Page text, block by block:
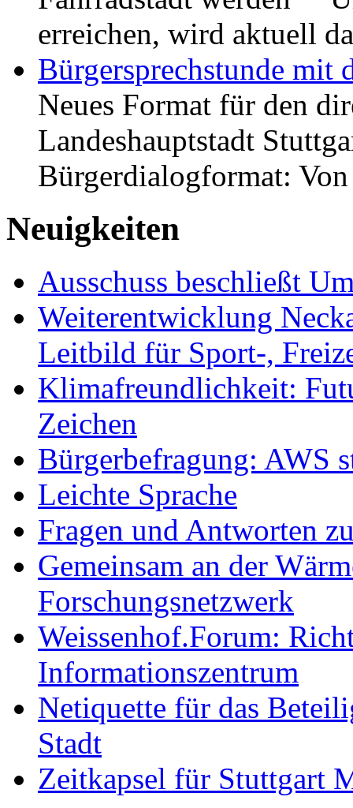
erreichen, wird aktuell
Bürgersprechstunde mit
Neues Format für den
Landeshauptstadt
Bürgerdialogformat:
Neuigkeiten
Ausschuss beschließt
Weiterentwicklung
Leitbild für Sport-,
Klimafreundlichkeit:
Zeichen
Bürgerbefragung: AWS
Leichte Sprache
Fragen und Antworten
Gemeinsam an der
Forschungsnetzwerk
Weissenhof.Forum:
Informationszentrum
Netiquette für das
Stadt
Zeitkapsel für Stuttgart